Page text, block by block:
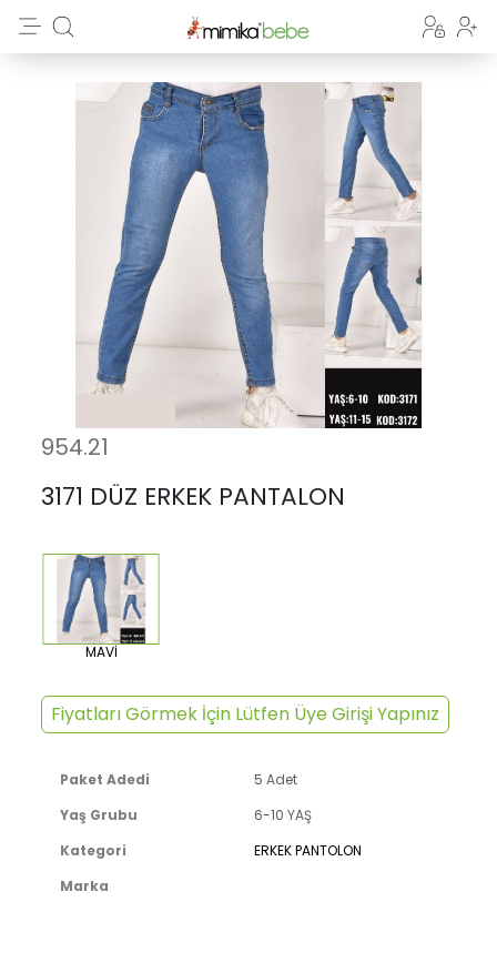
954.21
3171 DÜZ ERKEK PANTALON
MAVİ
Fiyatları Görmek İçin Lütfen Üye Girişi Yapınız
Paket Adedi
5 Adet
Yaş Grubu
6-10 YAŞ
Kategori
ERKEK PANTOLON
Marka